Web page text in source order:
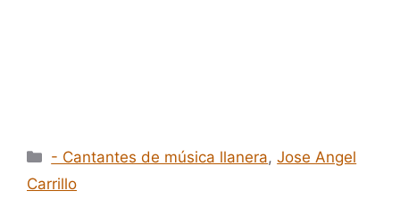
Categorías
- Cantantes de música llanera,Jose Angel
Carrillo